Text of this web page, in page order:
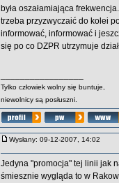
była oszałamiająca
trzeba przyzwyczaić do kolei
informować, informować i
się po co DZPR utrzymuje
Tylko człowiek wolny się buntuje,
niewolnicy są posłuszni.
Wysłany: 09-12-2007, 14:02
Jedyna "promocja" tej linii jak
śmiesznie wygląda to w